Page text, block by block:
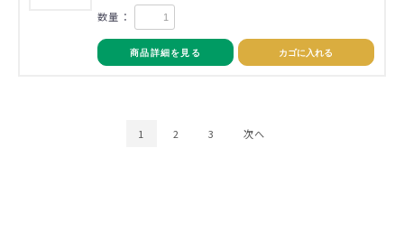
数量：
商品詳細を見る カゴに入れる
1 2 3 次へ